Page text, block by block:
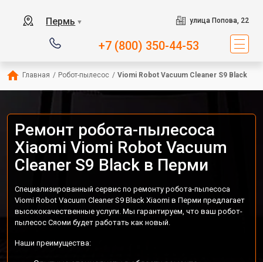
Пермь ▼ улица Попова, 22
+7 (800) 350-44-53
Главная / Робот-пылесос / Viomi Robot Vacuum Cleaner S9 Black
Ремонт робота-пылесоса
Xiaomi Viomi Robot Vacuum
Cleaner S9 Black в Перми
Специализированный сервис по ремонту робота-пылесоса
Viomi Robot Vacuum Cleaner S9 Black Xiaomi в Перми предлагает
высококачественные услуги. Мы гарантируем, что ваш робот-
пылесос Сяоми будет работать как новый.
Наши преимущества: